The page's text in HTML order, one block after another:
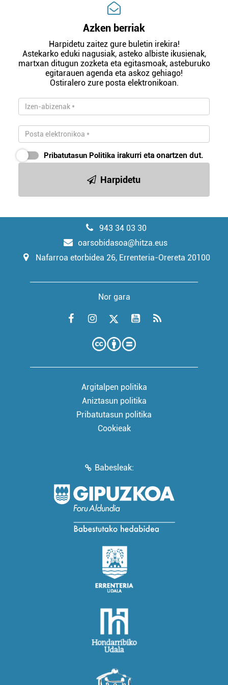
Azken berriak
Harpidetu zaitez gure buletin irekira!
Astekarko eduki nagusiak, asteko albiste ikusienak,
martxan ditugun zozketa eta egitasmoak, asteburuko
egitarauen agenda eta askoz gehiago!
Ostiralero zure posta elektronikoan.
Pribatutasun Politika irakurri eta onartzen dut.
Harpidetu
943 34 03 30
oarsobidasoa@hitza.eus
Nafarroa etorbidea 26, Errenteria-Orereta 20100
Nor gara
Argitalpen politika
Aniztasun politika
Pribatutasun politika
Cookieak
Babesleak: